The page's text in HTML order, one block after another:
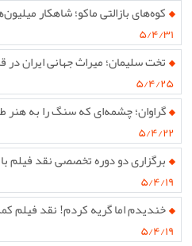
کوه‌های بازالتی ماکو؛ شاهکار
۵/۴/۳۱
تخت سلیمان؛ میراث جهانی ایران
۵/۴/۲۵
گراوان؛ چشمه‌ای که سنگ را به
۵/۴/۲۲
برگزاری دو دوره تخصصی نقد فیلم
۵/۴/۱۹
خندیدم اما گریه کردم! نقد فیلم
۵/۴/۱۹